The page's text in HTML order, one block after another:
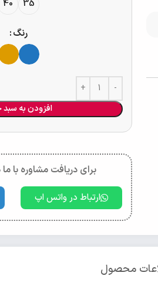
35
40
رنگ
افزودن به سبد
برای دریافت مشاوره با ما
ارتباط در واتس اپ
محصول